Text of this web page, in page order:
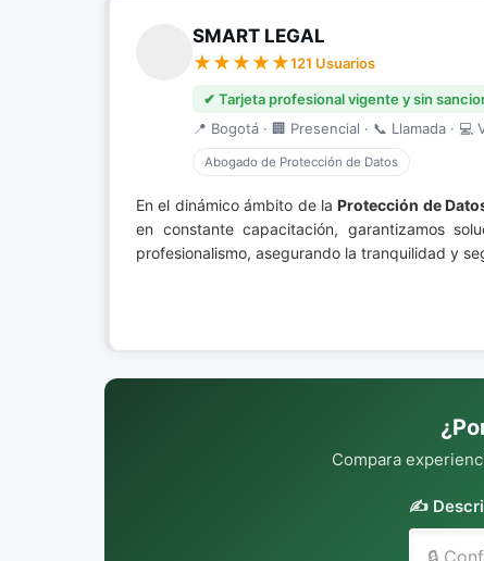
SMART LEGAL
121 Usuarios
✔ Tarjeta profesional vigente y sin
📍 Bogotá · 🏢 Presencial · 📞 Llamada · 💻
Abogado de Protección de Datos
En el dinámico ámbito de laProtección de
en constante capacitación, garantizamos
profesionalismo, asegurando la tranquilidad y
Compara
✍️